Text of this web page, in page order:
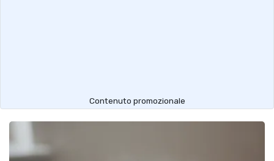
Contenuto promozionale